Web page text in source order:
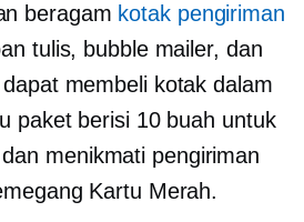
beragam kotak pengiriman
tulis, bubble mailer, dan
membeli kotak dalam
paket berisi 10 buah untuk
menikmati pengiriman
Kartu Merah.